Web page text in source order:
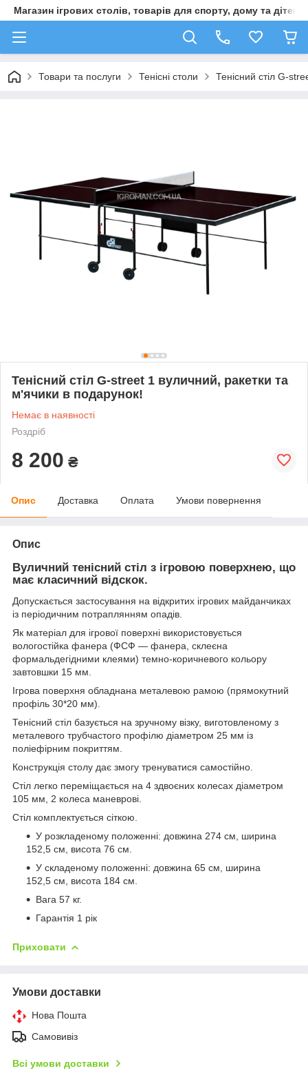
Магазин ігрових столів, товарів для спорту, дому та дітей
Товари та послуги Тенісні столи Тенісний стіл G-
Тенісний стіл G-street 1 вуличний, ракетки та
м'ячики в подарунок!
Немає в наявності
Роздріб
8 200 ₴
Опис Доставка Оплата Умови повернення
Опис
Вуличний тенісний стіл з ігровою поверхнею, що
має класичний відскок.
Допускається застосування на відкритих ігрових майданчиках
із періодичним потраплянням опадів.
Як матеріал для ігрової поверхні використовується
вологостійка фанера (ФСФ — фанера, склеєна
формальдегідними клеями) темно-коричневого кольору
завтовшки 15 мм.
Ігрова поверхня обладнана металевою рамою (прямокутний
профіль 30*20 мм).
Тенісний стіл базується на зручному візку, виготовленому з
металевого трубчастого профілю діаметром 25 мм із
поліефірним покриттям.
Конструкція столу дає змогу тренуватися самостійно.
Стіл легко переміщається на 4 здвоєних колесах діаметром
105 мм, 2 колеса маневрові.
Стіл комплектується сіткою.
У розкладеному положенні: довжина 274 см, ширина
152,5 см, висота 76 см.
У складеному положенні: довжина 65 см, ширина
152,5 см, висота 184 см.
Вага 57 кг.
Гарантія 1 рік
Приховати
Умови доставки
Нова Пошта
Самовивіз
Всі умови доставки